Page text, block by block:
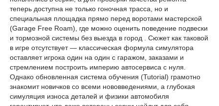
теперь доступна не только гоночная трасса, но и
специальная площадка прямо перед воротами мастерской
(Garage Free Roam), где можно оценить поведение подвески
и тормозной системы без выезда в город . Сюжет как таковой
в игре отсутствует — классическая формула симулятора
оставляет игрока один на один с гаражом, заказами и
стремлением построить империю автосервиса с нуля.
Однако обновленная система обучения (Tutorial) грамотно
знакомит новичков со всеми нововведениями, а глубокая
симуляция износа деталей и физики автомобиля